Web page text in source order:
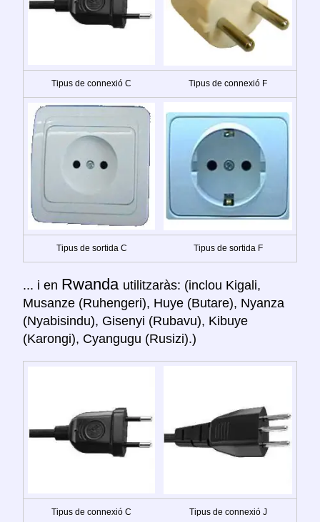
Tipus de connexió C Tipus de connexió F
Tipus de sortida C Tipus de sortida F
... i en Rwanda utilitzaràs: (inclou Kigali,
Musanze (Ruhengeri), Huye (Butare), Nyanza
(Nyabisindu), Gisenyi (Rubavu), Kibuye
(Karongi), Cyangugu (Rusizi).)
Tipus de connexió C Tipus de connexió J